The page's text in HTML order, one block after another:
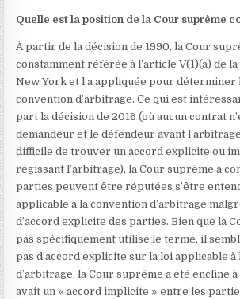
Quelle est la position de la Cour suprême
À partir de la décision de 1990, la Cour
constamment référée à l’article V(1)(a) de
New York et l’a appliquée pour déterminer
convention d’arbitrage. Ce qui est
part la décision de 2016 (où aucun contrat
demandeur et le défendeur avant
difficile de trouver un accord explicite ou
régissant l’arbitrage), la Cour suprême a
parties peuvent être réputées s’être
applicable à la convention d’arbitrage
d’accord explicite des parties. Bien que la
pas spécifiquement utilisé le terme, il
pas d’accord explicite sur la loi applicable
d’arbitrage, la Cour suprême a été encline
avait un « accord implicite » entre les